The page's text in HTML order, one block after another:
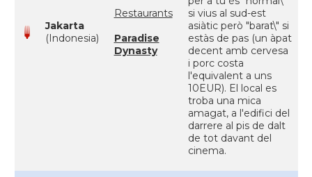
Jakarta
(Indonesia)
Restaurants
Paradise
Dynasty
si vius al sud-est
asiàtic però "barat\" si
estàs de pas (un àpat
decent amb cervesa
i porc costa
l'equivalent a uns
10EUR). El local es
troba una mica
amagat, a l'edifici del
darrere al pis de dalt
de tot davant del
cinema.